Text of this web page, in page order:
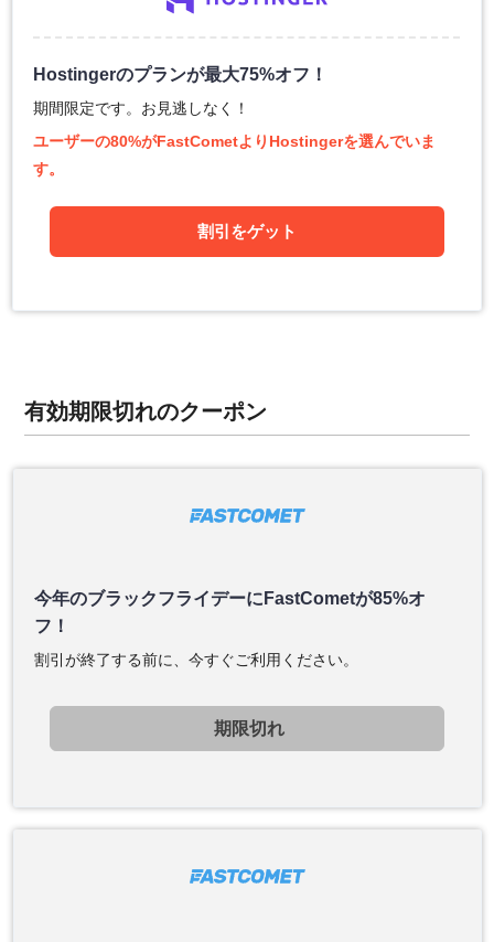
Hostingerのプランが最大75%オフ！
期間限定です。お見逃しなく！
ユーザーの80%がFastCometよりHostingerを選んでいま
す。
割引をゲット
有効期限切れのクーポン
今年のブラックフライデーにFastCometが85%オ
フ！
割引が終了する前に、今すぐご利用ください。
期限切れ